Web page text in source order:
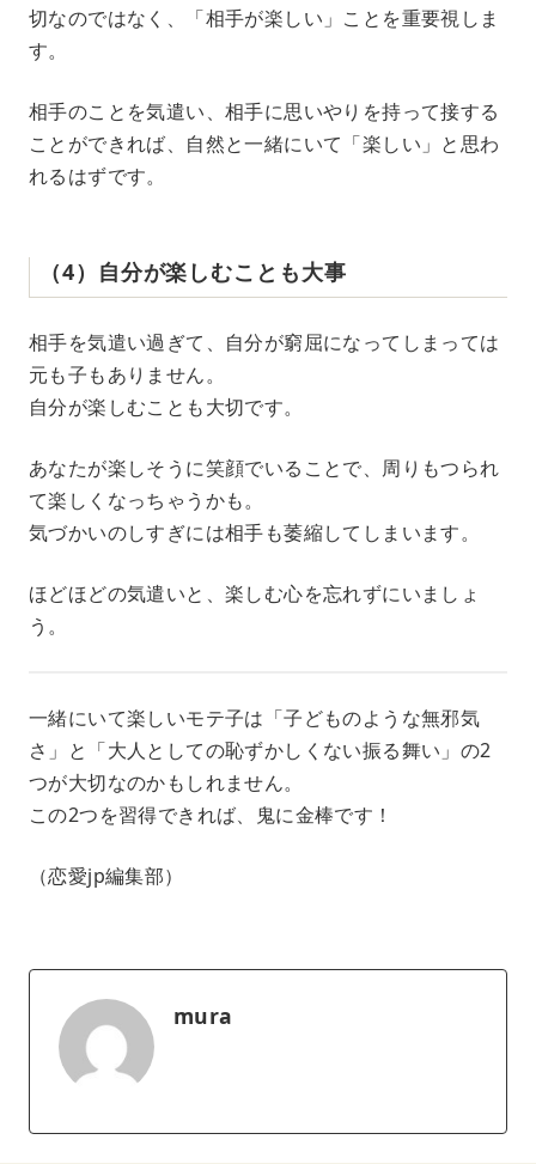
切なのではなく、「相手が楽しい」ことを重要視しま
す。
相手のことを気遣い、相手に思いやりを持って接する
ことができれば、自然と一緒にいて「楽しい」と思わ
れるはずです。
（4）自分が楽しむことも大事
相手を気遣い過ぎて、自分が窮屈になってしまっては
元も子もありません。
自分が楽しむことも大切です。
あなたが楽しそうに笑顔でいることで、周りもつられ
て楽しくなっちゃうかも。
気づかいのしすぎには相手も萎縮してしまいます。
ほどほどの気遣いと、楽しむ心を忘れずにいましょ
う。
一緒にいて楽しいモテ子は「子どものような無邪気
さ」と「大人としての恥ずかしくない振る舞い」の2
つが大切なのかもしれません。
この2つを習得できれば、鬼に金棒です！
（恋愛jp編集部）
mura